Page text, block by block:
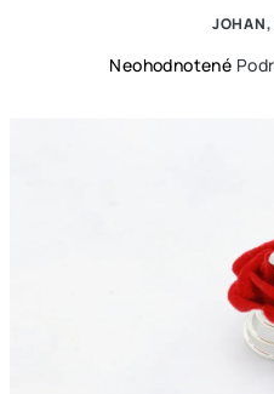
Priemerné
Neohodnotené